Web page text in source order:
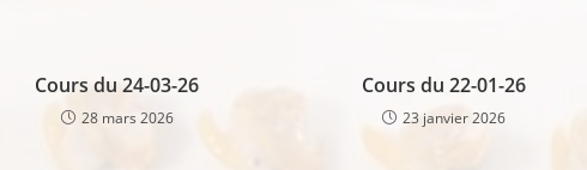
Cours du 24-03-26
28 mars 2026
Cours du 22-01-26
23 janvier 2026